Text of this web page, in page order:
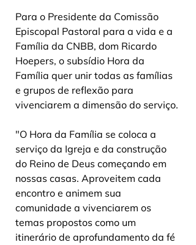
Para o Presidente da Comissão
Episcopal Pastoral para a vida e a
Família da CNBB, dom Ricardo
Hoepers, o subsídio Hora da
Família quer unir todas as famílias
e grupos de reflexão para
vivenciarem a dimensão do serviço.
"O Hora da Família se coloca a
serviço da Igreja e da construção
do Reino de Deus começando em
nossas casas. Aproveitem cada
encontro e animem sua
comunidade a vivenciarem os
temas propostos como um
itinerário de aprofundamento da fé